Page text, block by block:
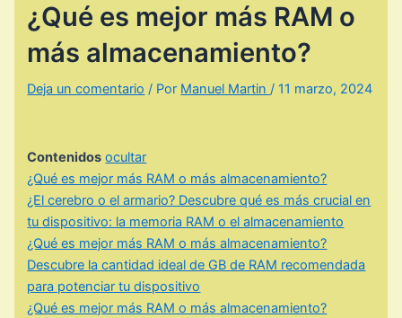
¿Qué es mejor más RAM o
más almacenamiento?
Deja un comentario / Por Manuel Martin/11 marzo, 2024
Contenidos ocultar
¿Qué es mejor más RAM o más almacenamiento?
¿El cerebro o el armario? Descubre qué es más crucial en
tu dispositivo: la memoria RAM o el almacenamiento
¿Qué es mejor más RAM o más almacenamiento?
Descubre la cantidad ideal de GB de RAM recomendada
para potenciar tu dispositivo
¿Qué es mejor más RAM o más almacenamiento?